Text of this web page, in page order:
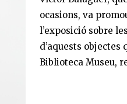
ocasions, va
l’exposició sobre
d’aquests
Biblioteca Museu,